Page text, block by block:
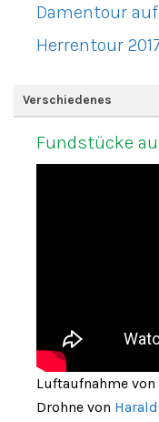
Damentour auf
Herrentour
Verschiedenes
Fundstücke
Luftaufnahme
Drohne von